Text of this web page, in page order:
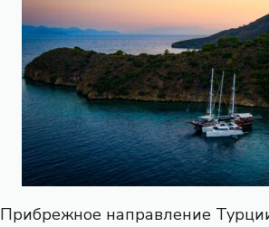
Прибрежное направление